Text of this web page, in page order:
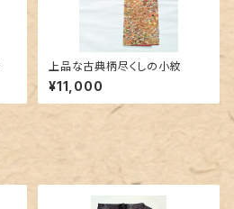
上品な古典柄尽くしの小紋
¥11,000